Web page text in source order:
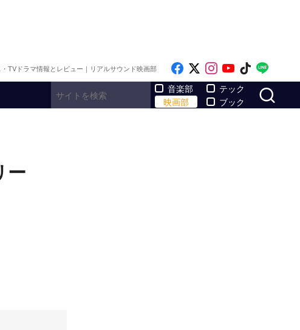
TVドラマ情報とレビュー｜リアルサウンド映画部 Like on Facebook
Follow on x
Follow on
Follow on
Follow
音楽部
映画部
テック
ブック
ー